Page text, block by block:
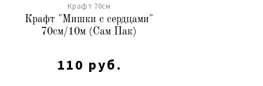
Крафт 70см
Крафт "Мишки с сердцами"
70см/10м (Сам Пак)
110 руб.